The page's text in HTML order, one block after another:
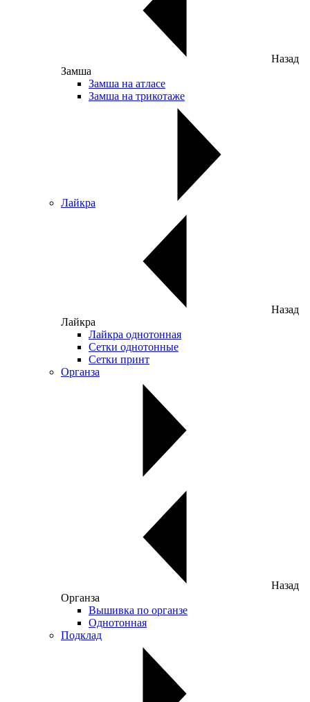
Назад
Замша
Замша на атласе
Замша на трикотаже
Лайкра
Назад
Лайкра
Лайкра однотонная
Сетки однотонные
Сетки принт
Органза
Назад
Органза
Вышивка по органзе
Однотонная
Подклад